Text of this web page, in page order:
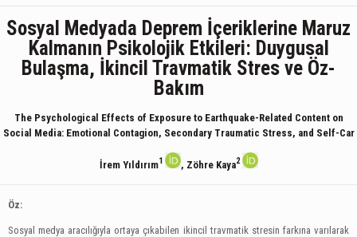
Sosyal Medyada Deprem İçeriklerine Maruz
Kalmanın Psikolojik Etkileri: Duygusal
Bulaşma, İkincil Travmatik Stres ve Öz-
Bakım
The Psychological Effects of Exposure to Earthquake-Related Content on
Social Media: Emotional Contagion, Secondary Traumatic Stress, and Self-Car
İrem Yıldırım1 , Zöhre Kaya2
Öz:
Sosyal medya aracılığıyla ortaya çıkabilen ikincil travmatik stresin farkına varılarak